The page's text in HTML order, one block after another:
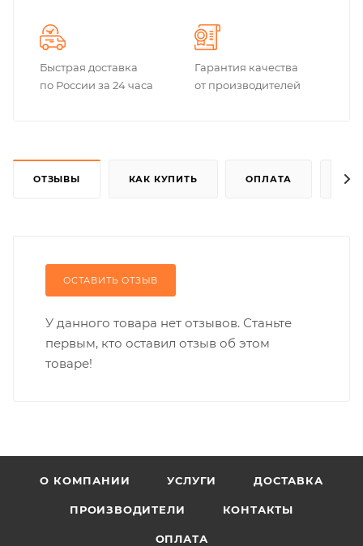
Быстрая доставка
по России за 24 часа
Гарантия качества
от производителей
ОТЗЫВЫ КАК КУПИТЬ ОПЛАТА
ОСТАВИТЬ ОТЗЫВ
У данного товара нет отзывов. Станьте
первым, кто оставил отзыв об этом
товаре!
О КОМПАНИИ УСЛУГИ ДОСТАВКА
ПРОИЗВОДИТЕЛИ КОНТАКТЫ
ОПЛАТА